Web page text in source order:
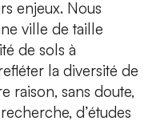
enjeux. Nous
ville de taille
de sols à
la diversité de
raison, sans doute,
d’études